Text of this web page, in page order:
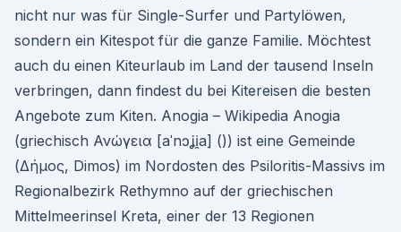
nicht nur was für Single-Surfer und Partylöwen,
sondern ein Kitespot für die ganze Familie. Möchtest
auch du einen Kiteurlaub im Land der tausend Inseln
verbringen, dann findest du bei Kitereisen die besten
Angebote zum Kiten. Anogia – Wikipedia Anogia
(griechisch Ανώγεια [aˈnɔʝi̯a] ()) ist eine Gemeinde
(Δήμος, Dimos) im Nordosten des Psiloritis-Massivs im
Regionalbezirk Rethymno auf der griechischen
Mittelmeerinsel Kreta, einer der 13 Regionen